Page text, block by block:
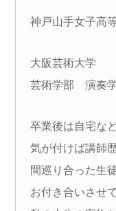
神戸山手女子高
大阪芸術大学
芸術学部 演奏
卒業後は自宅な
気が付けば講師
間巡り合った生
お付き合いさせ